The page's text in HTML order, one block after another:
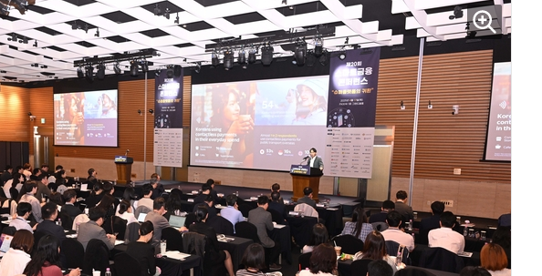
8 코스피 급등에 매수 사이드카 발동
9
경찰 압수 코인, 두나무가 보관한
다…최종 낙찰자 선정
10 한은 금 매입 나섰지만…개인투자자
는 금 투자 '외면'